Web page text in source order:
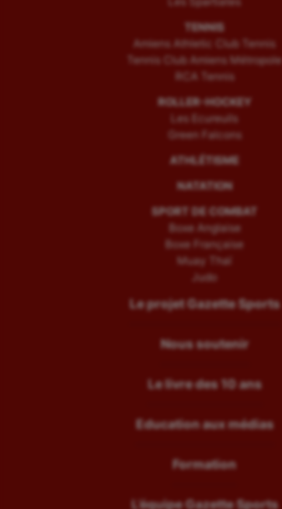
TENNIS
Amiens Athletic Club Tennis
Tennis Club Amiens Métropole
RCA Tennis
ROLLER-HOCKEY
Les Ecureuils
Green Falcons
ATHLÉTISME
NATATION
SPORT DE COMBAT
Boxe Anglaise
Boxe Française
Muay Thaï
Judo
Le projet Gazette Sports
Nous soutenir
Le livre des 10 ans
Education aux médias
Formation
L’équipe Gazette Sports